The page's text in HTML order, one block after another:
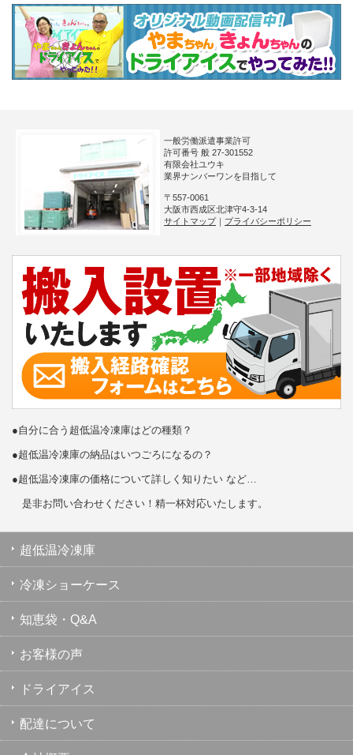
一般労働派遣事業許可
許可番号 般 27-301552
有限会社ユウキ
業界ナンバーワンを目指して
〒557-0061
大阪市西成区北津守4-3-14
サイトマップ
プライバシーポリシー
●自分に合う超低温冷凍庫はどの種類？
●超低温冷凍庫の納品はいつごろになるの？
●超低温冷凍庫の価格について詳しく知りたい など…
是非お問い合わせください！精一杯対応いたします。
超低温冷凍庫
冷凍ショーケース
知恵袋・Q&A
お客様の声
ドライアイス
配達について